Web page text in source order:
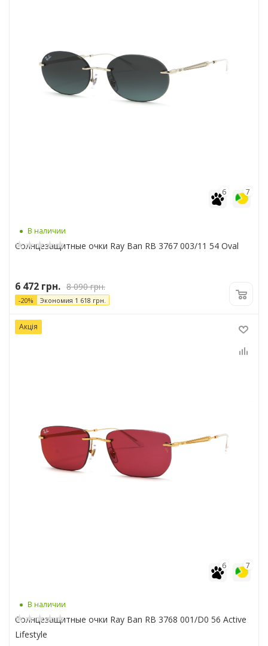
7
6
В наличии
Солнцезащитные очки Ray Ban RB 3767 003/11 54 Oval
6 472 грн. 8 090грн.
-20% Экономия 1 618 грн.
Акція
7
6
В наличии
Солнцезащитные очки Ray Ban RB 3768 001/D0 56 Active
Lifestyle